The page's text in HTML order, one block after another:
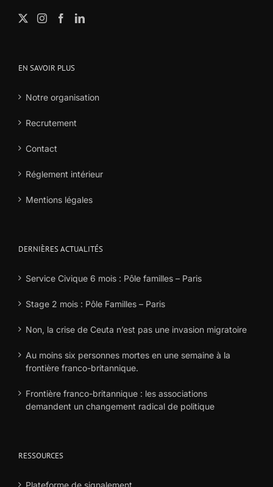
EN SAVOIR PLUS
Notre organisation
Recrutement
Contact
Réglement intérieur
Mentions légales
DERNIÈRES ACTUALITÉS
Service Civique 6 mois : Pôle familles – Paris
Stage 2 mois : Pôle Familles – Paris
Non, la crise de Ceuta n’est pas une invasion migratoire
Au moins six personnes mortes en une semaine à la
frontière franco-britannique.
Frontière franco-britannique : les associations
demandent un changement radical de politique
RESSOURCES